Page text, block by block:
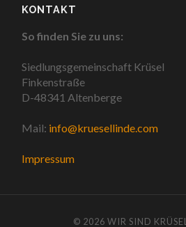
KONTAKT
So finden Sie zu uns:
Siedlungsgemeinschaft Krüsel
Finkenstraße
D-48341 Altenberge
Mail: info@kruesellinde.com
Impressum
© 2026WIR SIND KRÜSEL